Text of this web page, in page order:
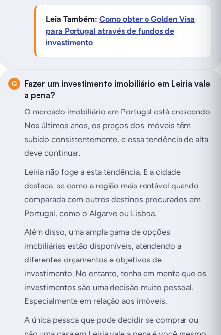
Leia Também: Como obter o Golden Visa
para Portugal através de fundos de
investimento
Fazer um investimento imobiliário em Leiria vale
a pena?
O mercado imobiliário em Portugal está crescendo.
Nos últimos anos, os preços dos imóveis têm
subido consistentemente, e essa tendência de alta
deve continuar.
Leiria não foge a esta tendência. E a cidade
destaca-se como a região mais rentável quando
comparada com outros destinos procurados em
Portugal, como o Algarve ou Lisboa.
Além disso, uma ampla gama de opções
imobiliárias estão disponíveis, atendendo a
diferentes orçamentos e objetivos de
investimento. No entanto, tenha em mente que os
investimentos são uma decisão muito pessoal.
Especialmente em relação aos imóveis.
A única pessoa que pode decidir se comprar ou